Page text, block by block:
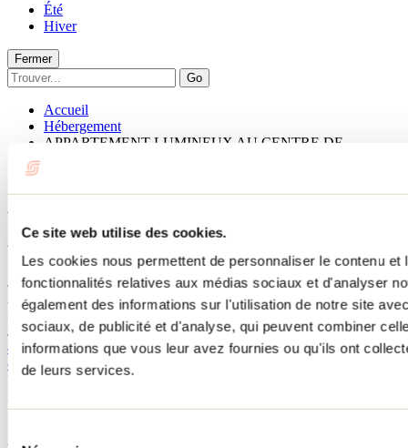
Ce site web utilise des cookies.
Les cookies nous permettent de personnaliser le contenu
fonctionnalités relatives aux médias sociaux et d'analyser
également des informations sur l'utilisation de notre site
sociaux, de publicité et d'analyse, qui peuvent combiner
informations que vous leur avez fournies ou qu'ils ont
de leurs services.
Été
Hiver
Fermer
Go
Accueil
Hébergement
APPARTEMENT LUMINEUX AU CENTRE DE
APPARTEMENT LUMINEUX
AU CENTRE DE JOLIETTE
Joliette
APPARTEMENT LUMINEUX AU CENTRE DE JOLIETTE
383 rue Saint-Viateur
Joliette, QC J6E 3A9
450 916-7827
catalina.quintero.gomez@gmail.com
No d'enregistrement321196
Besoin d'information?
1 800 363-2788